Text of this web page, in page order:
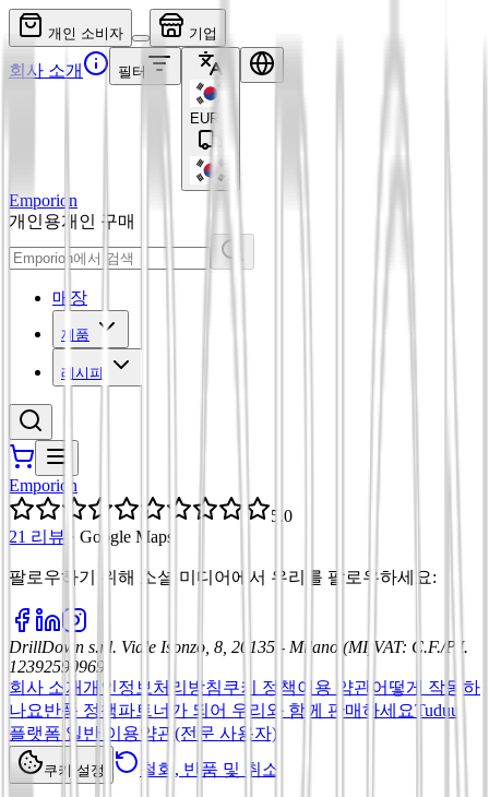
개인 소비자 기업
회사 소개 필터
EUR
Emporion
개인용개인 구매
매장
제품
레시피
Emporion
5.0
21 리뷰 · Google Maps
팔로우하기 위해 소셜 미디어에서 우리를 팔로우하세요:
DrillDown s.r.l. Viale Isonzo, 8, 20135 - Milano (MI) VAT: C.F./P.I.
12392590969
회사 소개개인정보처리방침쿠키 정책이용 약관 어떻게 작동하
나요반품 정책파트너가 되어 우리와 함께 판매하세요Tuduu
플랫폼 일반 이용약관(전문 사용자)
쿠키 설정 철회, 반품 및 취소